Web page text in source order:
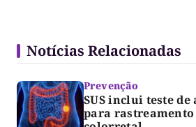
Notícias Relacionadas
Prevenção
SUS inclui teste
para rastreamento